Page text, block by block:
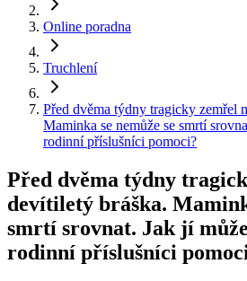
Online poradna
Truchlení
Před dvěma týdny tragicky zemřel
Maminka se nemůže se smrtí
rodinní příslušníci pomoci?
Před dvěma týdny
devítiletý bráška.
smrtí srovnat. Jak jí
rodinní příslušníci